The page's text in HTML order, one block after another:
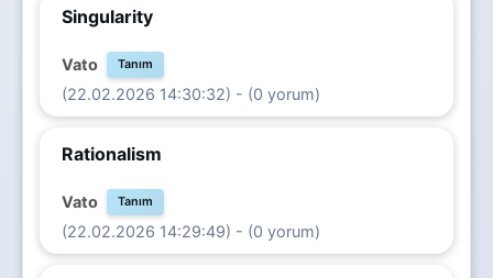
Singularity
Vato Tanım
(22.02.2026 14:30:32) - (0 yorum)
Rationalism
Vato Tanım
(22.02.2026 14:29:49) - (0 yorum)